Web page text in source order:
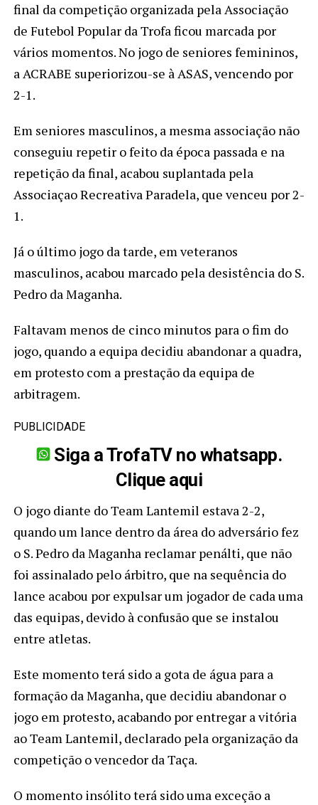
final da competição organizada pela Associação
de Futebol Popular da Trofa ficou marcada por
vários momentos. No jogo de seniores femininos,
a ACRABE superiorizou-se à ASAS, vencendo por
2-1.
Em seniores masculinos, a mesma associação não
conseguiu repetir o feito da época passada e na
repetição da final, acabou suplantada pela
Associaçao Recreativa Paradela, que venceu por 2-
1.
Já o último jogo da tarde, em veteranos
masculinos, acabou marcado pela desistência do S.
Pedro da Maganha.
Faltavam menos de cinco minutos para o fim do
jogo, quando a equipa decidiu abandonar a quadra,
em protesto com a prestação da equipa de
arbitragem.
PUBLICIDADE
Siga a TrofaTV no whatsapp.
Clique aqui
O jogo diante do Team Lantemil estava 2-2,
quando um lance dentro da área do adversário fez
o S. Pedro da Maganha reclamar penálti, que não
foi assinalado pelo árbitro, que na sequência do
lance acabou por expulsar um jogador de cada uma
das equipas, devido à confusão que se instalou
entre atletas.
Este momento terá sido a gota de água para a
formação da Maganha, que decidiu abandonar o
jogo em protesto, acabando por entregar a vitória
ao Team Lantemil, declarado pela organização da
competição o vencedor da Taça.
O momento insólito terá sido uma exceção a